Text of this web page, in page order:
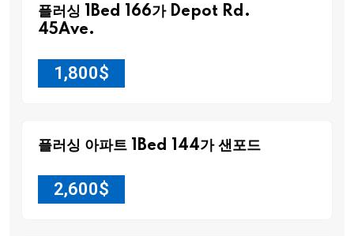
플러싱 1Bed 166가 Depot Rd.
45Ave.
1,800$
플러싱 아파트 1Bed 144가 샌포드
2,600$